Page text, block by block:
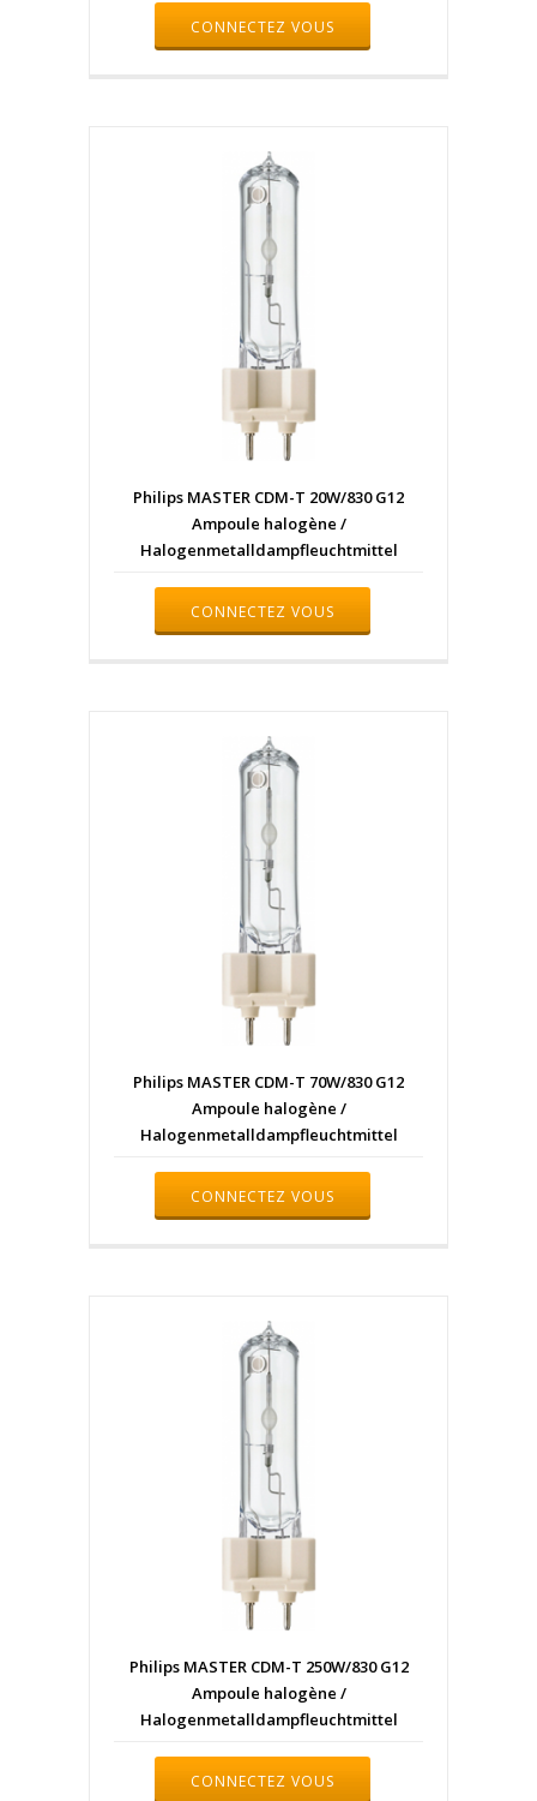
CONNECTEZ VOUS
Philips MASTER CDM-T 20W/830 G12
Ampoule halogène /
Halogenmetalldampfleuchtmittel
CONNECTEZ VOUS
Philips MASTER CDM-T 70W/830 G12
Ampoule halogène /
Halogenmetalldampfleuchtmittel
CONNECTEZ VOUS
Philips MASTER CDM-T 250W/830 G12
Ampoule halogène /
Halogenmetalldampfleuchtmittel
CONNECTEZ VOUS